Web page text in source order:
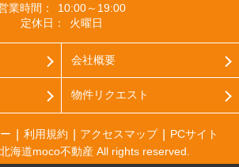
業時間：
10:00～19:00
定休日：
火曜日
会社概要
物件リクエスト
利用規約 アクセスマップ
PCサイト
海道moco不動産 All rights reserved.